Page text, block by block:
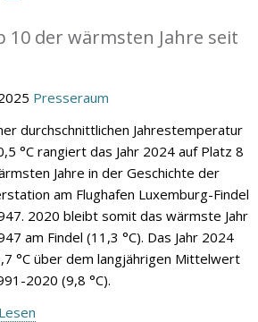
10 der wärmsten Jahre seit
Presseraum
durchschnittlichen Jahrestemperatur
°C rangiert das Jahr 2024 auf Platz 8
Jahre in der Geschichte der
am Flughafen Luxemburg-Findel
2020 bleibt somit das wärmste Jahr
am Findel (11,3 °C). Das Jahr 2024
°C über dem langjährigen Mittelwert
2020 (9,8 °C).